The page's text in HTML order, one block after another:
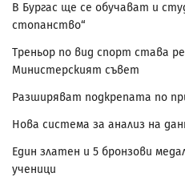
В Бургас ще се обучават и
стопанство“
Треньор по вид спорт става
Министерският съвет
Разширяват подкрепата по
Нова система за анализ на
Един златен и 5 бронзови
ученици